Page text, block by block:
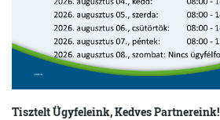
Tisztelt Ügyfeleink, Kedves Partnereink!